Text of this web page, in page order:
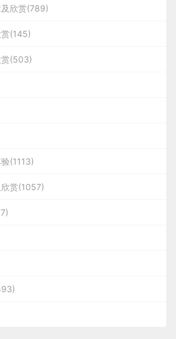
欣赏(789)
(145)
赏(503)
(1113)
赏(1057)